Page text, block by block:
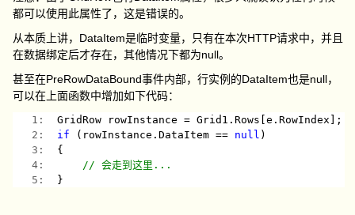
都可以使用此属性了，这是错误的。
从本质上讲，DataItem是临时变量，只有在本次HTTP请求中，并且
在数据绑定后才存在，其他情况下都为null。
甚至在PreRowDataBound事件内部，行实例的DataItem也是null，
可以在上面函数中增加如下代码：
   1:
GridRow rowInstance = Grid1.Rows[e.RowIndex];
   2:
if (rowInstance.DataItem == null )
   3:
{
   4:
// 会走到这里...
   5:
}